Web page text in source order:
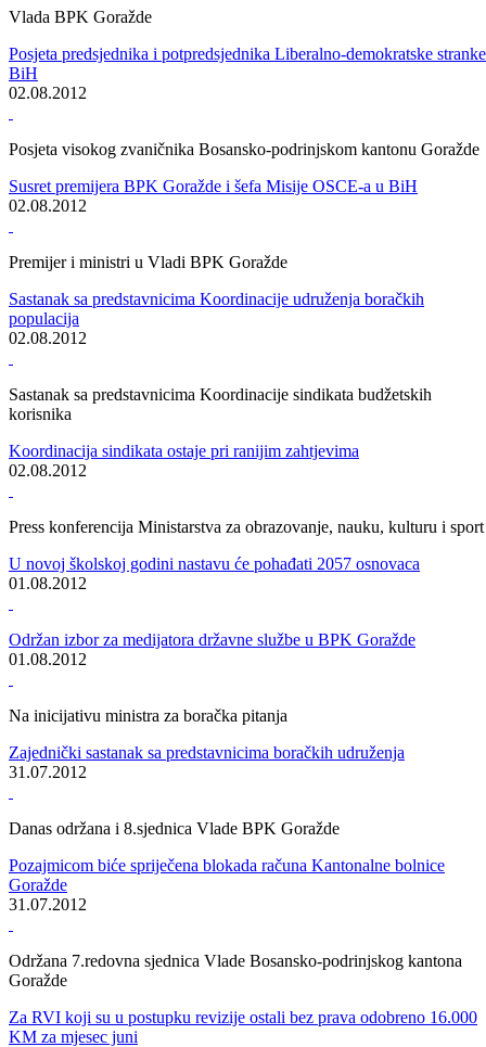
Centri civilnih inicijativa
Prezentirani rezultati monitoringa rada Vlade i Skupštine BPK
Goražde za šest mjeseci 2012. godine
08.08.2012